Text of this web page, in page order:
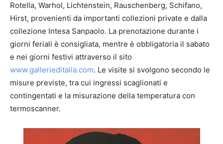
Rotella, Warhol, Lichtenstein, Rauschenberg, Schifano,
Hirst, provenienti da importanti collezioni private e dalla
collezione Intesa Sanpaolo. La prenotazione durante i
giorni feriali è consigliata, mentre è obbligatoria il sabato
e nei giorni festivi attraverso il sito
www.gallerieditalia.com. Le visite si svolgono secondo le
misure previste, tra cui ingressi scaglionati e
contingentati e la misurazione della temperatura con
termoscanner.